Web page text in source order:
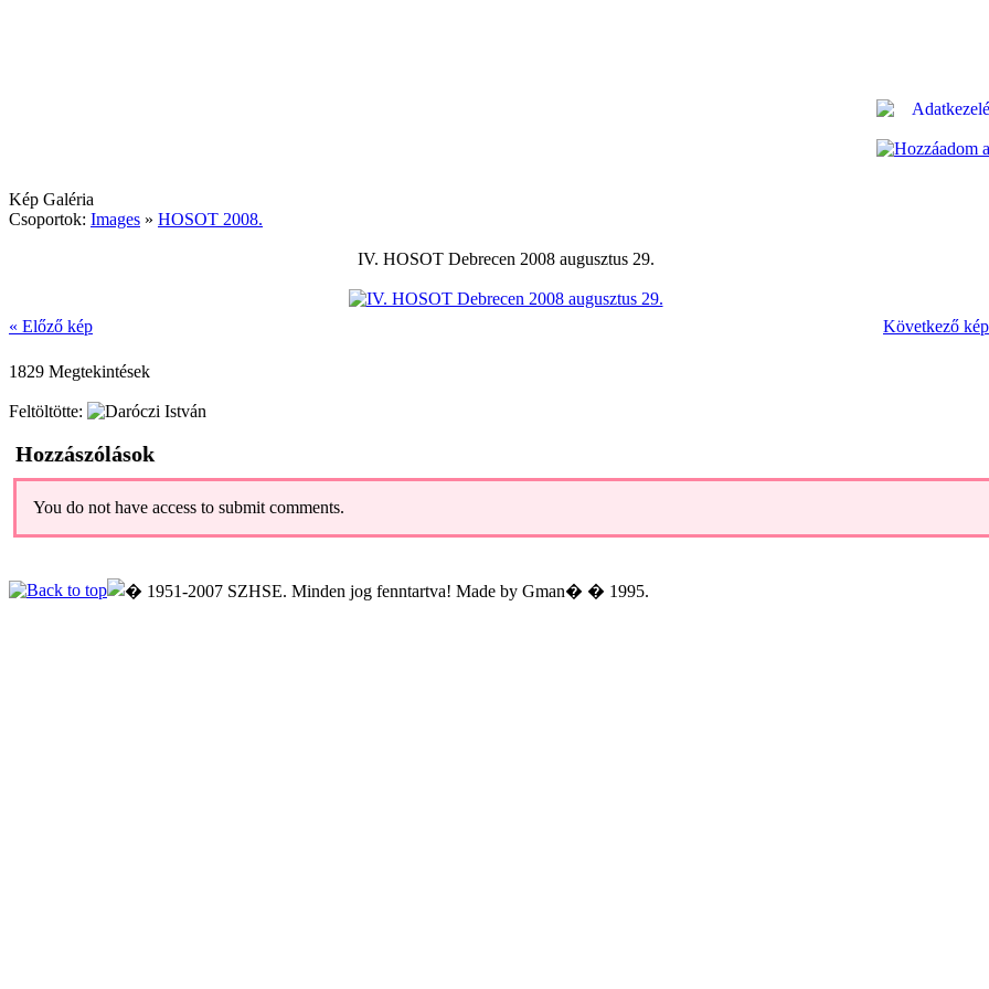
Kép Galéria
Csoportok: Images » HOSOT 2008.
IV. HOSOT Debrecen 2008 augusztus 29.
« Előző kép Következő
1829 Megtekintések
Feltöltötte:
Hozzászólások
You do not have access to submit comments.